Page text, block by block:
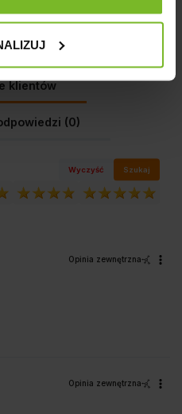
klientów
(0)
Wyczyść Szukaj
Opinia zewnętrzna
Opinia zewnętrzna